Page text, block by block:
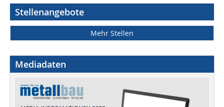
Stellenangebote
Mehr Stellen
Mediadaten